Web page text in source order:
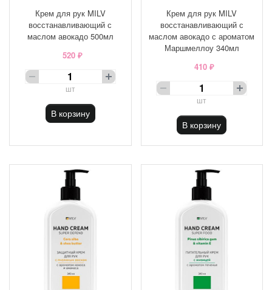
Крем для рук MILV
восстанавливающий с
маслом авокадо 500мл
520 ₽
шт
В корзину
Крем для рук MILV
восстанавливающий с
маслом авокадо с ароматом
Маршмеллоу 340мл
410 ₽
шт
В корзину